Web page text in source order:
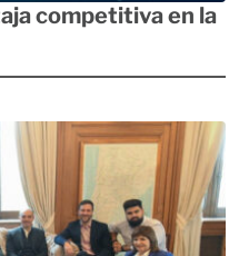
competitiva en la